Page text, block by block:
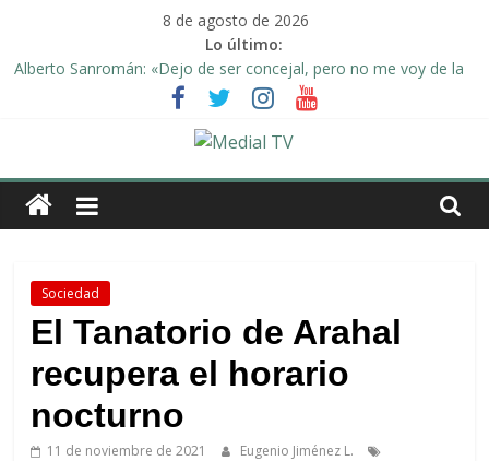
contenido
8 de agosto de 2026
Lo último:
Alberto Sanromán: «Dejo de ser concejal, pero no me voy de la
Deporte y solidaridad, de la mano una vez más en Arahal
El emotivo agradecimiento de la familia afectada por el incendio
Convocado nuevo pleno ordinario del Ayuntamiento de Arahal
Una Plataforma de Morón pide unión a los pueblos de la
comarca para evitar la planta de biogás en término de Arahal
Medial
TV
diario
digital
televisión
Arahal
Sociedad
El Tanatorio de Arahal
recupera el horario
nocturno
11 de noviembre de 2021
Eugenio Jiménez L.